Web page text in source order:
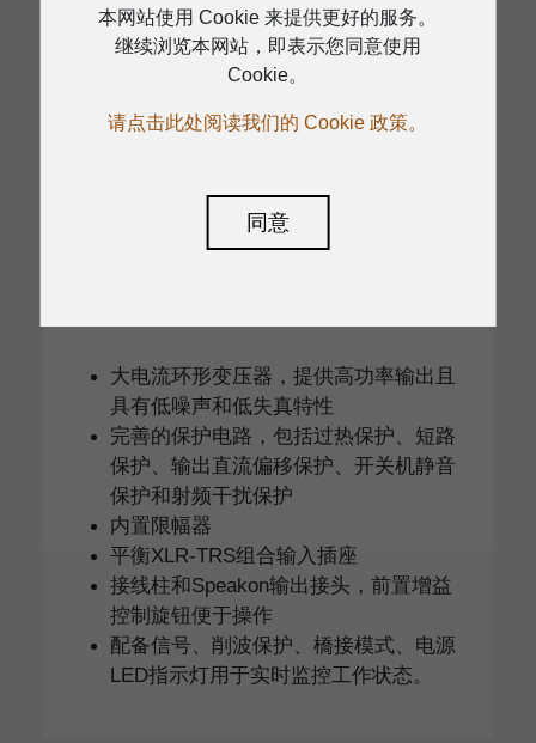
大电流环形变压器，提供高功率输出且
具有低噪声和低失真特性
完善的保护电路，包括过热保护、短路
保护、输出直流偏移保护、开关机静音
保护和射频干扰保护
内置限幅器
平衡XLR-TRS组合输入插座
接线柱和Speakon输出接头，前置增益
控制旋钮便于操作
配备信号、削波保护、橋接模式、电源
LED指示灯用于实时监控工作状态。
本网站使用 Cookie 来提供更好的服务。
继续浏览本网站，即表示您同意使用
Cookie。
请点击此处阅读我们的 Cookie 政策。
同意